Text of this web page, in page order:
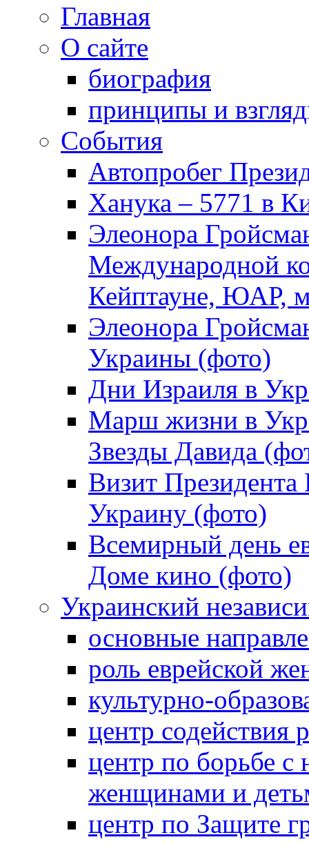
Главная
О сайте
биография
принципы и
События
Автопробег
Ханука – 5771 в
Элеонора
Международной
Кейптауне, ЮАР,
Элеонора
Украины (фото)
Дни Израиля в
Марш жизни в
Звезды Давида
Визит
Украину (фото)
Всемирный день
Доме кино (фото)
Украинский
основные
роль еврейской
культурно-
центр содействия
центр по борьбе с
женщинами и
центр по Защите